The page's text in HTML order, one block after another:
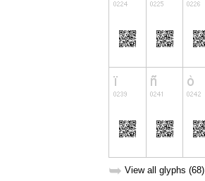
➥ View all glyphs (68)